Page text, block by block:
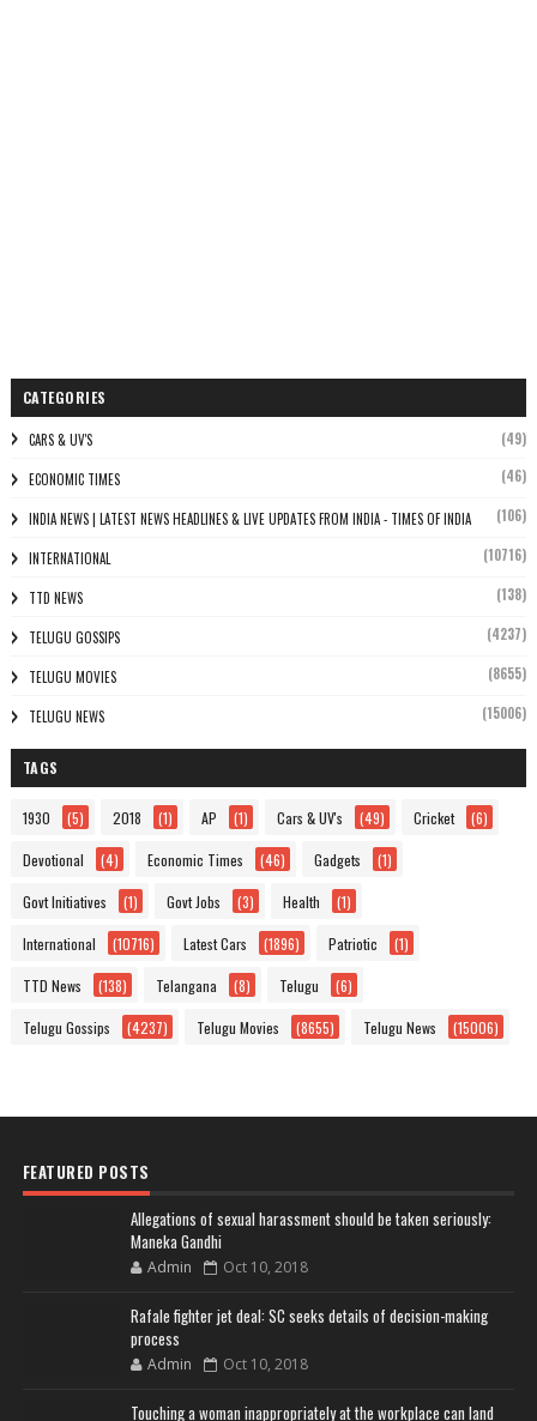
CATEGORIES
CARS & UV'S (49)
ECONOMIC TIMES (46)
INDIA NEWS | LATEST NEWS HEADLINES & LIVE UPDATES FROM INDIA - TIMES OF INDIA (106)
INTERNATIONAL (10716)
TTD NEWS (138)
TELUGU GOSSIPS (4237)
TELUGU MOVIES (8655)
TELUGU NEWS (15006)
TAGS
1930 (5) 2018 (1) AP (1) Cars & UV's (49) Cricket (6)
Devotional (4) Economic Times (46) Gadgets (1)
Govt Initiatives (1) Govt Jobs (3) Health (1)
International (10716) Latest Cars (1896) Patriotic (1)
TTD News (138) Telangana (8) Telugu (6)
Telugu Gossips (4237) Telugu Movies (8655) Telugu News (15006)
FEATURED POSTS
Allegations of sexual harassment should be taken seriously:
Maneka Gandhi
Admin Oct 10, 2018
Rafale fighter jet deal: SC seeks details of decision-making
process
Admin Oct 10, 2018
Touching a woman inappropriately at the workplace can land